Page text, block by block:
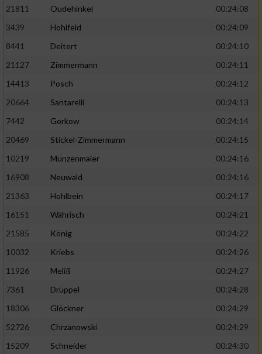
21811 Oudehinkel
00:24:08
3439
Hohlfeld
00:24:09
8441
Deitert
00:24:10
21127
Zimmermann
00:24:11
14413
Posch
00:24:12
20664
Santarelli
00:24:13
7442
Gorkow
00:24:14
20469
Stickel-Zimmermann
00:24:15
10219
Münzenmaier
00:24:16
16908
Neuwald
00:24:16
21363
Hohlbein
00:24:17
16151
Währisch
00:24:21
21585
König
00:24:22
10032
Kriebs
00:24:26
11926
Meliß
00:24:27
7361
Drüppel
00:24:28
18306
Glöckner
00:24:29
52726
Chrzanowski
00:24:29
15209
Schneider
00:24:30